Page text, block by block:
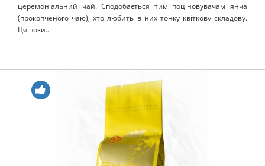
церемоніальний чай. Сподобається тим поціновувачам янча
(прокопченого чаю), хто любить в них тонку квіткову складову.
Ця пози..